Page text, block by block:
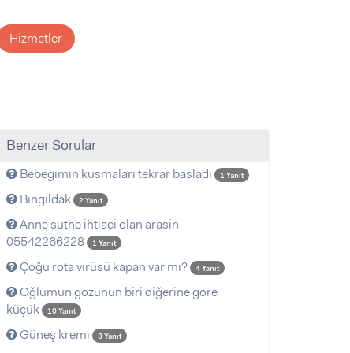
Hizmetler
Benzer Sorular
Bebegimin kusmalari tekrar basladi 1 Yanıt
Bıngıldak 2 Yanıt
Anne sutne ihtiaci olan arasin
05542266228
1 Yanıt
Çoğu rota virüsü kapan var mı? 4 Yanıt
Oğlumun gözünün biri diğerine göre
küçük
10 Yanıt
Güneş kremi 3 Yanıt